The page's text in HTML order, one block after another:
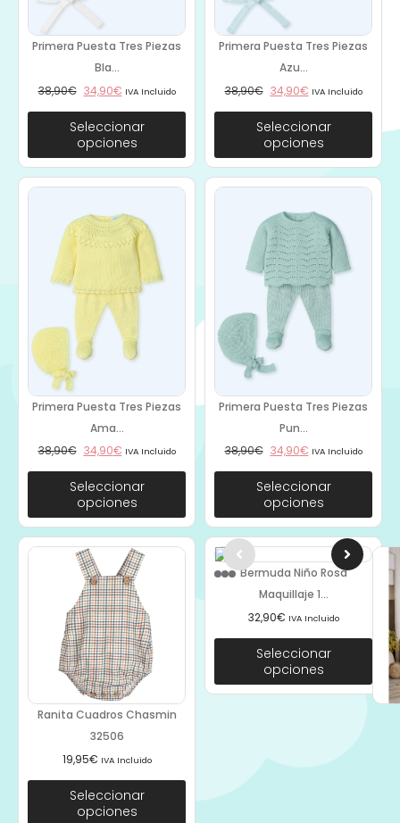
Primera Puesta Tres Piezas
Bla...
38,90€ 34,90€ IVA Incluido
Seleccionar
opciones
Primera Puesta Tres Piezas
Azu...
38,90€ 34,90€ IVA Incluido
Seleccionar
opciones
Primera Puesta Tres Piezas
Ama...
38,90€ 34,90€ IVA Incluido
Seleccionar
opciones
Primera Puesta Tres Piezas
Pun...
38,90€ 34,90€ IVA Incluido
Seleccionar
opciones
Ranita Cuadros Chasmin
32506
19,95€ IVA Incluido
Seleccionar
opciones
Bermuda Niño Rosa
Maquillaje 1...
32,90€ IVA Incluido
Seleccionar
opciones